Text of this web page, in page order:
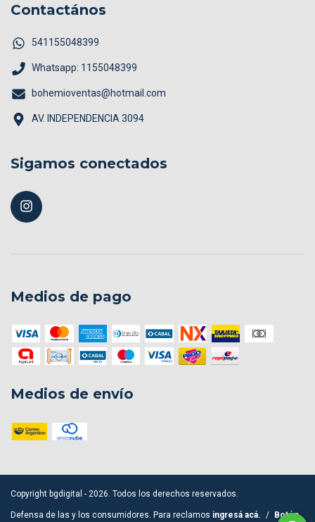
Contactános
541155048399
Whatsapp: 1155048399
bohemioventas@hotmail.com
AV. INDEPENDENCIA 3094
Sigamos conectados
Medios de pago
Medios de envío
Copyright bgdigital - 2026. Todos los derechos reservados.
Defensa de las y los consumidores. Para reclamos ingresá acá. / Botón